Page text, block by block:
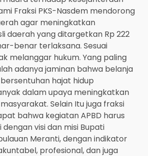
Fraksi PKS-Nasdem mendorong
agar meningkatkan
daerah yang ditargetkan Rp 222
benar terlaksana. Sesuai
melanggar hukum. Yang paling
adanya jaminan bahwa belanja
hajat hidup
dalam upaya meningkatkan
Selain Itu juga fraksi
bahwa kegiatan APBD harus
dengan visi dan misi Bupati
Meranti, dengan indikator
profesional, dan juga